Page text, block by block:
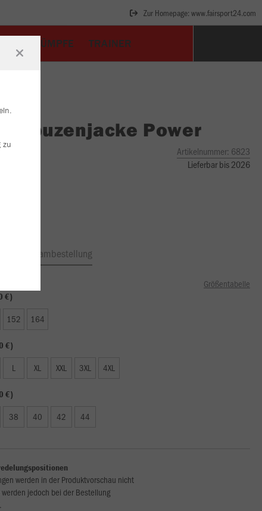
Zur Homepage: www.fairsport24.com
STRÜMPFE TRAINER
Kapuzenjacke Power
Artikelnummer: 6823
Lieferbar bis 2026
Teambestellung
Größentabelle
€)
152 164
€)
L XL XXL 3XL 4XL
€)
38 40 42 44
werden in der Produktvorschau nicht
jedoch bei der Bestellung
zu